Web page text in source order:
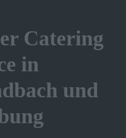
Catering
in
und